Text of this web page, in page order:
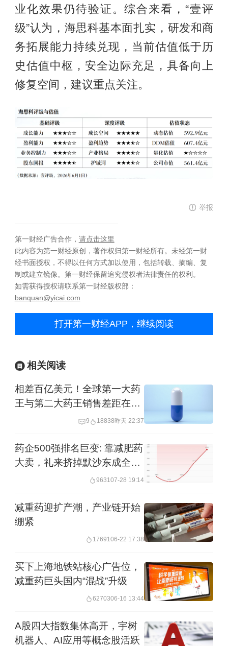
业化效果仍待验证。综合来看，“壹评
级”认为，海思科基本面扎实，研发和商
务拓展能力持续兑现，当前估值低于历
史估值中枢，安全边际充足，具备向上
修复空间，建议重点关注。
举报
第一财经广告合作， 请点击这里
此内容为第一财经原创，著作权归第一财经所有。未经第一财
经书面授权，不得以任何方式加以使用，包括转载、摘编、复
制或建立镜像。第一财经保留追究侵权者法律责任的权利。
如需获得授权请联系第一财经版权部：
banquan@yicai.com
打开第一财经APP，继续阅读
相关阅读
相差百亿美元！全球第一大药
王与第二大药王销售差距在拉
9 18838昨天 22:37
药企500强排名巨变: 靠减肥药
大卖，礼来挤掉默沙东成全球
963107-28 19:14
减重药迎扩产潮，产业链开始
绷紧
1769106-22 17:38
买下上海地铁站核心广告位，
减重药巨头国内“混战”升级
6270306-16 13:44
A股四大指数集体高开，宇树
机器人、AI应用等概念股活跃